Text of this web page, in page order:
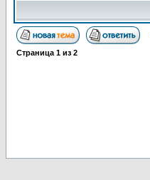
Страница 1 из 2